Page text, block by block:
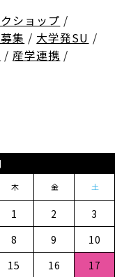
ショップ /
集 / 大学発SU /
/ 産学連携 /
木 金 土
1 2
3
8 9
10
15 16
17